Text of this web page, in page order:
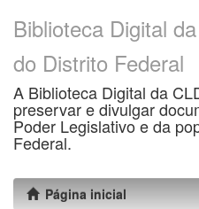
Biblioteca Digital
do Distrito Federal
A Biblioteca Digital da
preservar e divulgar
Poder Legislativo e da
Federal.
Página inicial